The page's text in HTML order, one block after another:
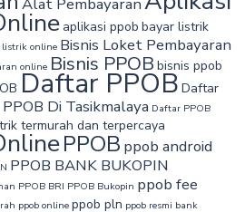
aplikasi ppob bayar listrik
listrik online Bisnis Loket Pembayaran
online Bisnis PPOB bisnis ppob
Daftar PPOB Daftar
Di Tasikmalaya Daftar PPOB
termurah dan terpercaya
PPOB ppob android
PPOB BANK BUKOPIN
PPOB BRI PPOB Bukopin ppob fee
ppob online ppob pln ppob resmi bank